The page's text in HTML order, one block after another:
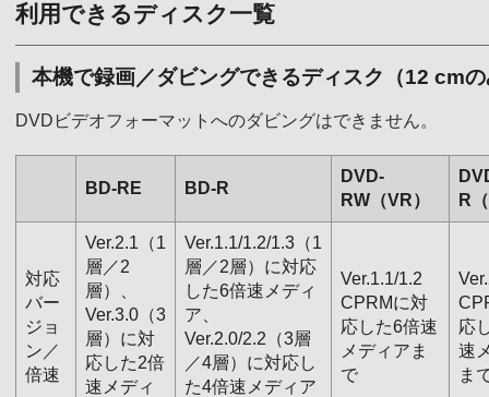
利用できるディスク一覧
本機で録画／ダビングできるディスク（12 cm
DVDビデオフォーマットへのダビングはできません。
BD-RE BD-R
DVD-
RW（VR）
R
対応
バー
ジョ
ン／
倍速
Ver.2.1（1
層／2
層）、
Ver.3.0（3
層）に対
応した2倍
速メディ
Ver.1.1/1.2/1.3（1
層／2層）に対応
した6倍速メディ
ア、
Ver.2.0/2.2（3層
／4層）に対応し
た4倍速メディア
Ver.1.1/1.2
CPRMに対
応した6倍速
メディアま
で
応
速
ま